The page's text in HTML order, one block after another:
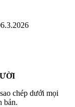
chép dưới mọi
bản.